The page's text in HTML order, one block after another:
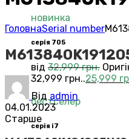
новинка
серія 705
від 32,999грн.
32,999 грн..25,999
бестселер
серія i7
ГоловнаSerial number
Від admin
04.01.2023
Старше